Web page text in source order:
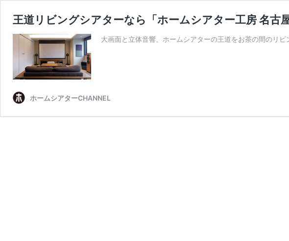
王道リビングシアターなら「ホームシアター工房 名古
大画面と立体音響、ホームシアターの王道をお茶の間のリ
ホームシアターCHANNEL